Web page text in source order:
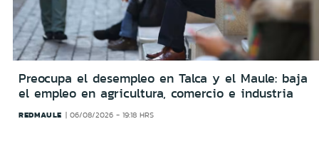
Preocupa el desempleo en Talca y el Maule: baja
el empleo en agricultura, comercio e industria
REDMAULE 06/08/2026 - 19:18 HRS